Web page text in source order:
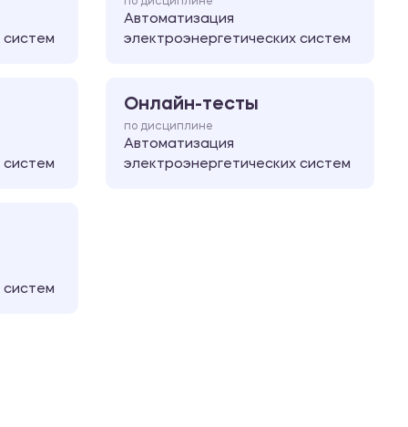
систем
Автоматизация
электроэнергетических систем
систем
Онлайн-тесты
по дисциплине
Автоматизация
электроэнергетических систем
систем